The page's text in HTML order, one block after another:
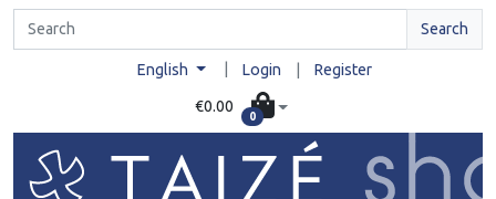
Search
English Login Register
€0.00
0